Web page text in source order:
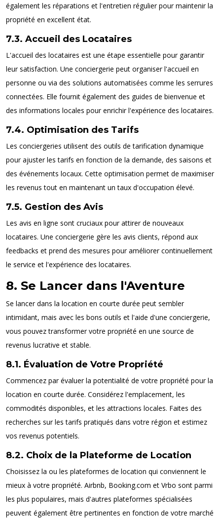
également les réparations et l'entretien régulier pour maintenir la
propriété en excellent état.
7.3. Accueil des Locataires
L'accueil des locataires est une étape essentielle pour garantir
leur satisfaction. Une conciergerie peut organiser l'accueil en
personne ou via des solutions automatisées comme les serrures
connectées. Elle fournit également des guides de bienvenue et
des informations locales pour enrichir l'expérience des locataires.
7.4. Optimisation des Tarifs
Les conciergeries utilisent des outils de tarification dynamique
pour ajuster les tarifs en fonction de la demande, des saisons et
des événements locaux. Cette optimisation permet de maximiser
les revenus tout en maintenant un taux d'occupation élevé.
7.5. Gestion des Avis
Les avis en ligne sont cruciaux pour attirer de nouveaux
locataires. Une conciergerie gère les avis clients, répond aux
feedbacks et prend des mesures pour améliorer continuellement
le service et l'expérience des locataires.
8. Se Lancer dans l'Aventure
Se lancer dans la location en courte durée peut sembler
intimidant, mais avec les bons outils et l'aide d'une conciergerie,
vous pouvez transformer votre propriété en une source de
revenus lucrative et stable.
8.1. Évaluation de Votre Propriété
Commencez par évaluer la potentialité de votre propriété pour la
location en courte durée. Considérez l'emplacement, les
commodités disponibles, et les attractions locales. Faites des
recherches sur les tarifs pratiqués dans votre région et estimez
vos revenus potentiels.
8.2. Choix de la Plateforme de Location
Choisissez la ou les plateformes de location qui conviennent le
mieux à votre propriété. Airbnb, Booking.com et Vrbo sont parmi
les plus populaires, mais d'autres plateformes spécialisées
peuvent également être pertinentes en fonction de votre marché